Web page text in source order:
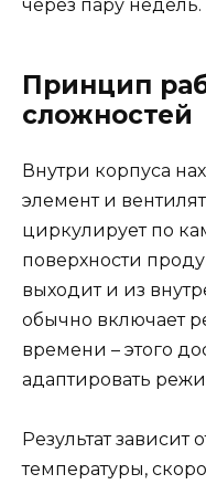
через пару недель.
Принцип
сложностей
Внутри корпуса
элемент и
циркулирует по
поверхности
выходит и из
обычно включает
времени – этого
адаптировать
Результат зависит
температуры,